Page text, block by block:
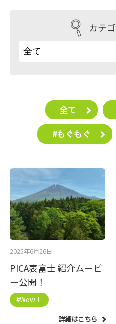
カテ
全て
#もぐもぐ
2025年6月26日
PICA表富士 紹介ムービ
ー公開！
#Wow！
詳細はこちら